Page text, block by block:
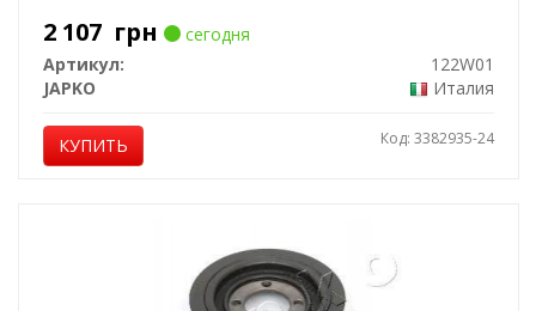
2 107 грн
сегодня
Артикул:
122W01
JAPKO
Италия
КУПИТЬ Код: 3382935-24